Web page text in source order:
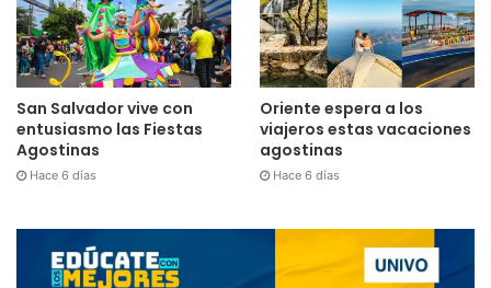
San Salvador vive con
entusiasmo las Fiestas
Agostinas
Hace 6 días
Oriente espera a los
viajeros estas vacaciones
agostinas
Hace 6 días